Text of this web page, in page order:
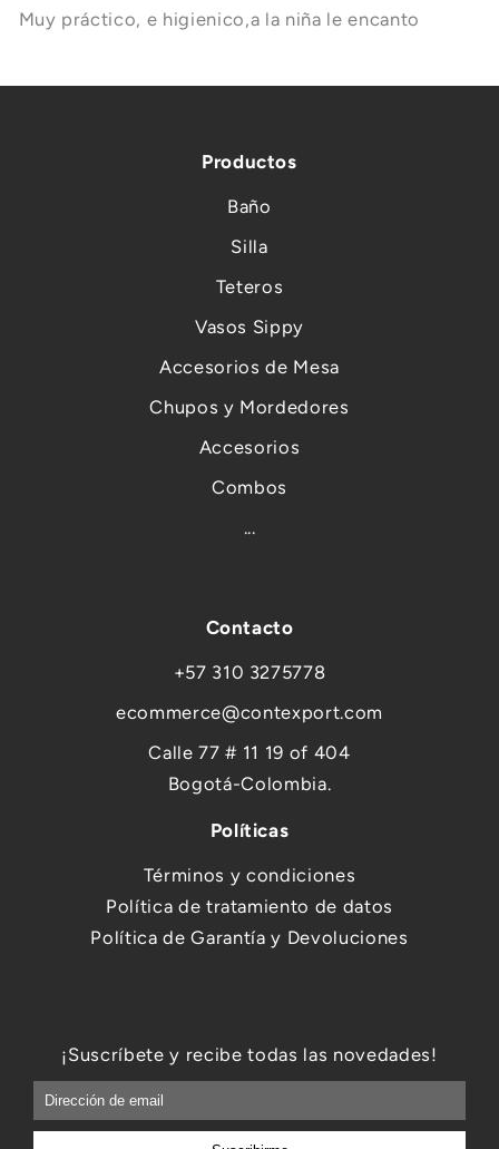
Muy práctico, e higienico,a la niña le encanto
Productos
Baño
Silla
Teteros
Vasos Sippy
Accesorios de Mesa
Chupos y Mordedores
Accesorios
Combos
...
Contacto
+57 310 3275778
ecommerce@contexport.com
Calle 77 # 11 19 of 404
Bogotá-Colombia.
Políticas
Términos y condiciones
Política de tratamiento de datos
Política de Garantía y Devoluciones
¡Suscríbete y recibe todas las novedades!